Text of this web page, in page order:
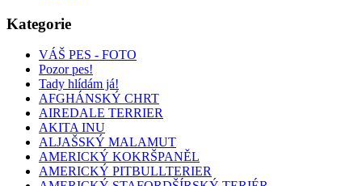
Kategorie
VÁŠ PES - FOTO
Pozor pes!
Tady hlídám já!
AFGHÁNSKÝ CHRT
AIREDALE TERRIER
AKITA INU
ALJAŠSKÝ MALAMUT
AMERICKÝ KOKRŠPANĚL
AMERICKÝ PITBULLTERIER